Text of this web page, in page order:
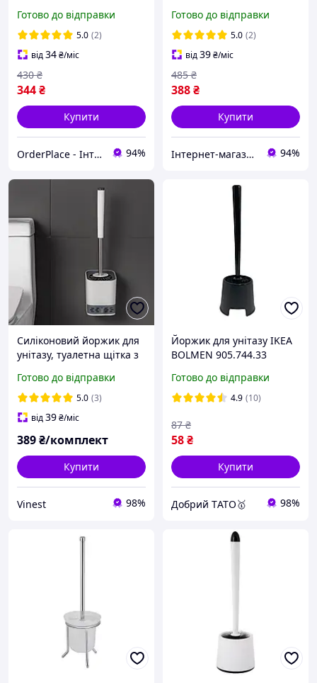
унітазу силіконовий із
щіткою йоржик для
унітазу
Готово до відправки
5.0 (2)
від34₴/міс
344₴
430 ₴
Купити
OrderPlace - Інтернет-магазин товарів для дому 94%
(Універсальна щітка для
прибирання ванної та
туалету)
Готово до відправки
5.0 (2)
від39₴/міс
388₴
485 ₴
Купити
Інтернет-магазин Bigs 94%
Силіконовий йоржик для
унітазу, туалетна щітка з
(білий)
Готово до відправки
5.0 (3)
від39₴/міс
389₴/комплект
Купити
Vinest 98%
Йоржик для унітазу IKEA
BOLMEN 905.744.33
Готово до відправки
4.9 (10)
58₴
87 ₴
Купити
Добрий TАТО🥇 98%